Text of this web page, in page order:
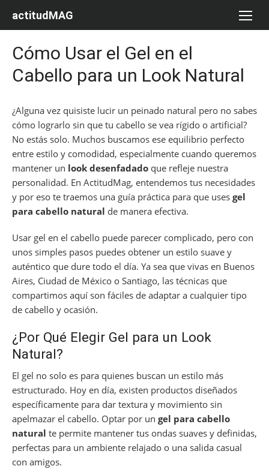
actitudMAG
Cómo Usar el Gel en el
Cabello para un Look Natural
¿Alguna vez quisiste lucir un peinado natural pero no sabes
cómo lograrlo sin que tu cabello se vea rígido o artificial?
No estás solo. Muchos buscamos ese equilibrio perfecto
entre estilo y comodidad, especialmente cuando queremos
mantener un look desenfadado que refleje nuestra
personalidad. En ActitudMag, entendemos tus necesidades
y por eso te traemos una guía práctica para que uses gel
para cabello natural de manera efectiva.
Usar gel en el cabello puede parecer complicado, pero con
unos simples pasos puedes obtener un estilo suave y
auténtico que dure todo el día. Ya sea que vivas en Buenos
Aires, Ciudad de México o Santiago, las técnicas que
compartimos aquí son fáciles de adaptar a cualquier tipo
de cabello y ocasión.
¿Por Qué Elegir Gel para un Look
Natural?
El gel no solo es para quienes buscan un estilo más
estructurado. Hoy en día, existen productos diseñados
específicamente para dar textura y movimiento sin
apelmazar el cabello. Optar por un gel para cabello
natural te permite mantener tus ondas suaves y definidas,
perfectas para un ambiente relajado o una salida casual
con amigos.